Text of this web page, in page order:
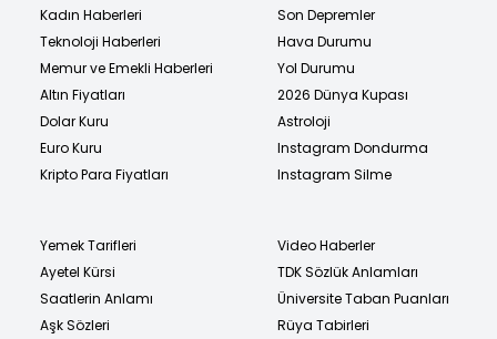
Kadın Haberleri
Teknoloji Haberleri
Memur ve Emekli Haberleri
Altın Fiyatları
Dolar Kuru
Euro Kuru
Kripto Para Fiyatları
Son Depremler
Hava Durumu
Yol Durumu
2026 Dünya Kupası
Astroloji
Instagram Dondurma
Instagram Silme
Yemek Tarifleri
Ayetel Kürsi
Saatlerin Anlamı
Aşk Sözleri
Video Haberler
TDK Sözlük Anlamları
Üniversite Taban Puanları
Rüya Tabirleri